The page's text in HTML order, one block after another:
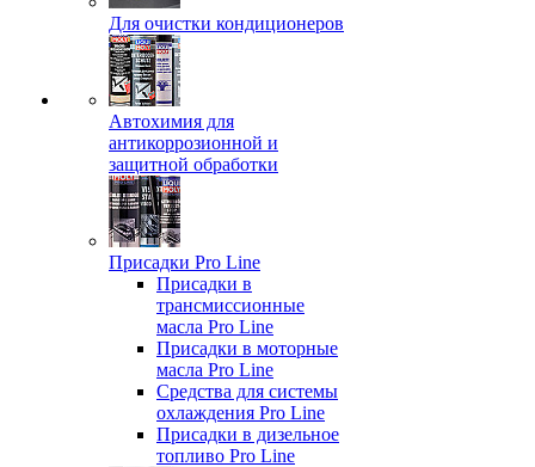
Для очистки кондиционеров
Автохимия для
антикоррозионной и
защитной обработки
Присадки Pro Line
Присадки в
трансмиссионные
масла Pro Line
Присадки в моторные
масла Pro Line
Средства для системы
охлаждения Pro Line
Присадки в дизельное
топливо Pro Line